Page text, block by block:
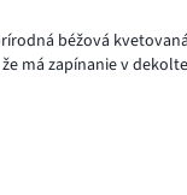
béžová
má zapínanie v